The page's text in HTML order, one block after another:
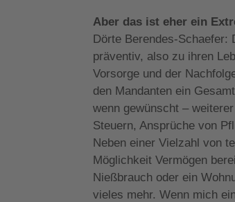
Aber das ist eher ein
Dörte Berendes-Schaefer:
präventiv, also zu ihren
Vorsorge und der
den Mandanten ein
wenn gewünscht –
Steuern, Ansprüche von
Neben einer Vielzahl von
Möglichkeit Vermögen
Nießbrauch oder ein
vieles mehr. Wenn mich